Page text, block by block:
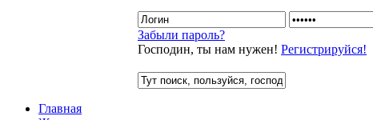
Забыли пароль?
Господин, ты нам нужен! Регистрируйся!
Главная